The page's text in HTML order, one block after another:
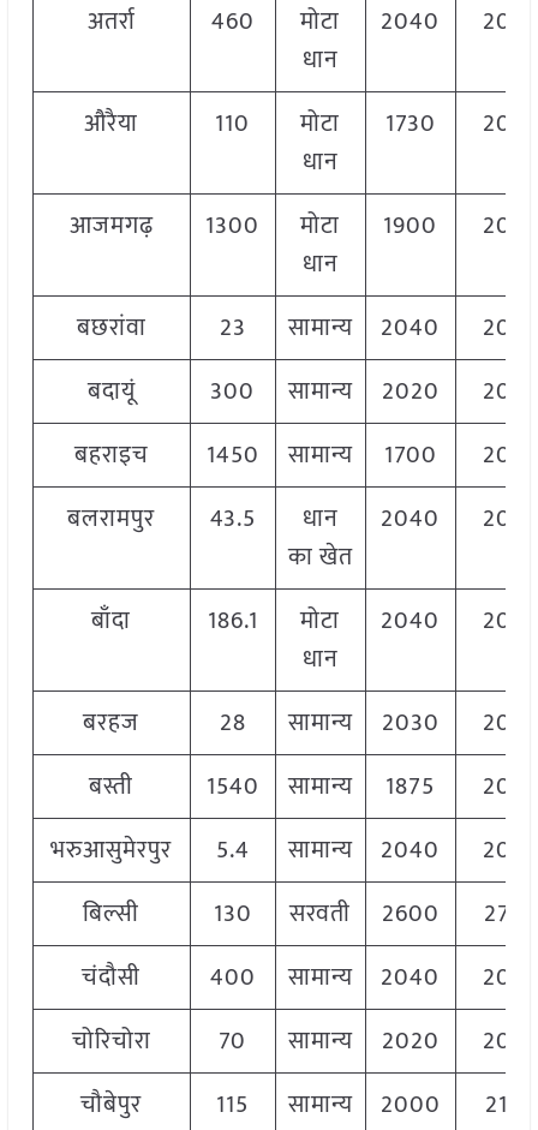
अतर्रा
460
मोटा
धान
2040
औरैया 110
मोटा
धान
1730
आजमगढ़ 1300
मोटा
धान
1900
बछरांवा 23 सामान्य 2040
बदायूं
300 सामान्य 2020
बहराइच
1450 सामान्य 1700
बलरामपुर
43.5
धान
का खेत
2040
बाँदा 186.1
मोटा
धान
2040
बरहज 28 सामान्य 2030
बस्ती
1540 सामान्य 1875
भरुआसुमेरपुर
5.4 सामान्य 2040
बिल्सी
130 सरवती 2600
चंदौसी
400 सामान्य 2040
चोरिचोरा
70 सामान्य 2020
चौबेपुर
115 सामान्य 2000
2100